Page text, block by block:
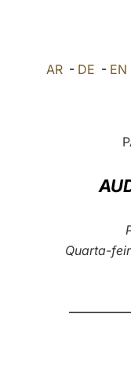
AR- DE - EN
Quarta-